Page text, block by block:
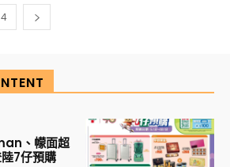
4
、幪面超
7仔預購